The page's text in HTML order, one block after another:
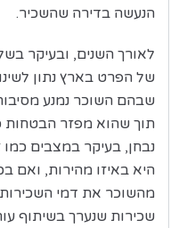
הנעשה בדירה שהשכיר.
לאורך השנים, ובעיקר
של הפרט בארץ נתון
שבהם השוכר נמנע
תוך שהוא מפזר הבטחות
נבחן, בעיקר במצבים
היא באיזו מהירות, ואם
מהשוכר את דמי
שכירות שנערך בשיתוף